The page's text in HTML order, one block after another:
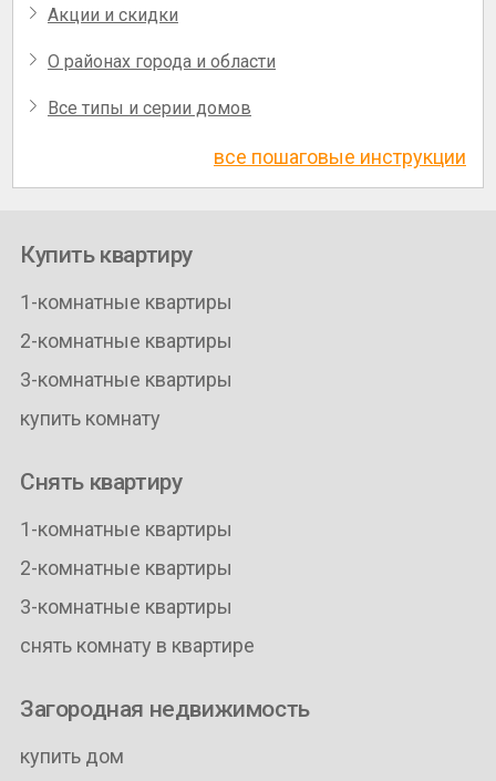
Акции и скидки
О районах города и области
Все типы и серии домов
все пошаговые инструкции
Купить квартиру
1-комнатные квартиры
2-комнатные квартиры
3-комнатные квартиры
купить комнату
Снять квартиру
1-комнатные квартиры
2-комнатные квартиры
3-комнатные квартиры
снять комнату в квартире
Загородная недвижимость
купить дом